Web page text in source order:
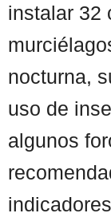
instalar 32
nocturna,
uso de
algunos